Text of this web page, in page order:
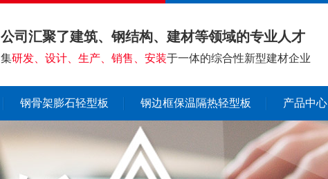
公司汇聚了建筑、钢结构、建材等领域的专业人才
集研发、设计、生产、销售、安装于一体的综合性新型建材企业
钢骨架膨石轻型板 钢边框保温隔热轻型板 产品中心